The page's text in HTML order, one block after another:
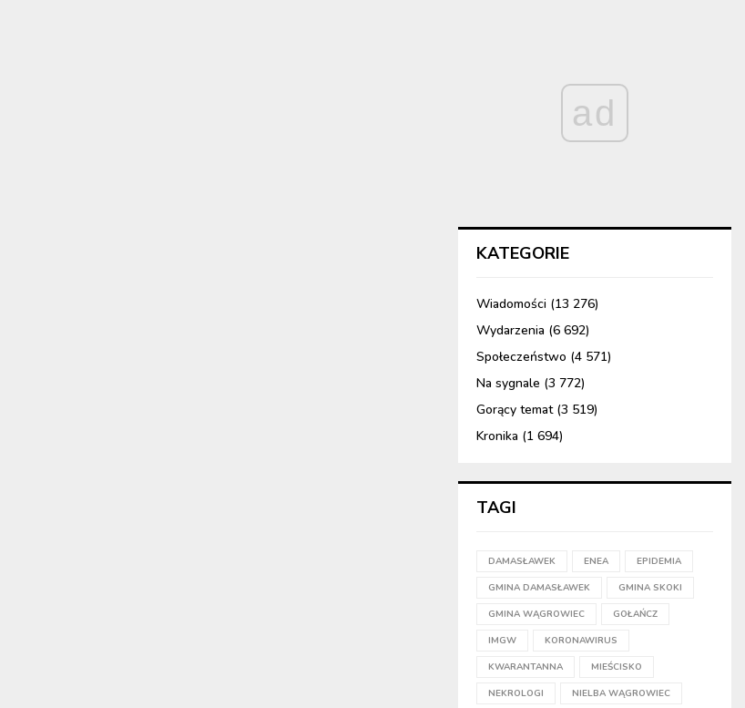
ad
KATEGORIE
Wiadomości (13 276)
Wydarzenia (6 692)
Społeczeństwo (4 571)
Na sygnale (3 772)
Gorący temat(3 519)
Kronika (1 694)
TAGI
DAMASŁAWEK ENEA EPIDEMIA
GMINA DAMASŁAWEK GMINA SKOKI
GMINA WĄGROWIEC GOŁAŃCZ
IMGW KORONAWIRUS
KWARANTANNA MIEŚCISKO
NEKROLOGI NIELBA WĄGROWIEC